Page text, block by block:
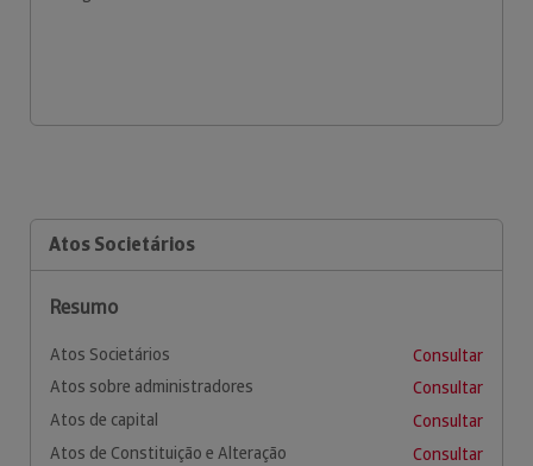
Atos Societários
Resumo
Atos Societários
Consultar
Atos sobre administradores
Consultar
Atos de capital
Consultar
Atos de Constituição e Alteração
Consultar